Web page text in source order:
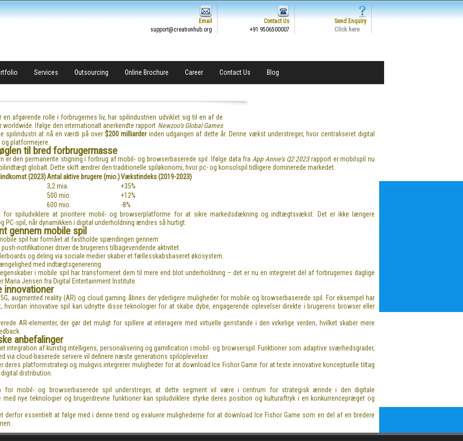
Email
support@creationhub.org
Contact Us
+91 9506500007
Send Enquiry
Click here
Services Outsourcing Online Brochure Career Contact Us Blog
en afgørende rolle i forbrugernes liv, har spilindustrien udviklet sig til en af de
Ifølge den internationalt anerkendte rapport Newzoo’s Global Games
spilindustri at nå en værdi på over$200 milliarderinden udgangen af dette år. Denne vækst understreger, hvor centraliseret digital
platformejere.
til bred forbrugermasse
er den permanente stigning i forbrug af mobil- og browserbaserede spil. Ifølge data fra App Annie’s Q2 2023rapport er mobilspil nu
globalt. Dette skift ændrer den traditionelle spiløkonomi, hvor pc- og konsolspil tidligere dominerede markedet.
(2023)Antal aktive brugere (mio.)Vækstindeks (2019-2023)
3,2 mia.
+35%
500 mio.
+12%
600 mio.
-8%
for spiludviklere at prioritere mobil- og browserplatforme for at sikre markedsdækning og indtægtsvækst. Det er ikke længere
spil, når dynamikken i digital underholdning ændres så hurtigt.
gennem mobile spil
spil har formået at fastholde spændingen gennem:
push-notifikationer driver de brugerens tilbagevendende aktivitet.
og deling via sociale medier skaber et fællesskabsbaseret økosystem.
med indtægtsgenerering.
i mobile spil har transformeret dem til mere end blot underholdning – det er nu en integreret del af forbrugernes daglige
Maria Jensen fra Digital Entertainment Institute.
innovationer
augmented reality (AR) og cloud gaming åbnes der yderligere muligheder for mobile og browserbaserede spil. For eksempel har
hvordan innovative spil kan udnytte disse teknologier for at skabe dybe, engagerende oplevelser direkte i brugerens browser eller
AR-elementer, der gør det muligt for spillere at interagere med virtuelle genstande i den virkelige verden, hvilket skaber mere
anbefalinger
integration af kunstig intelligens, personalisering og gamification i mobil- og browserspil. Funktioner som adaptive sværhedsgrader,
via cloud-baserede servere vil definere næste generations spiloplevelser.
deres platformstrategi og muligvis integrerer muligheder for at download Ice Fishor Game for at teste innovative konceptuelle tiltag
distribution.
for mobil- og browserbaserede spil understreger, at dette segment vil være i centrum for strategisk ærinde i den digitale
med nye teknologier og brugerdrevne funktioner kan spiludviklere styrke deres position og kulturaftryk i en konkurrencepræget og
derfor essentielt at følge med i denne trend og evaluere mulighederne for at download Ice Fishor Game som en del af en bredere